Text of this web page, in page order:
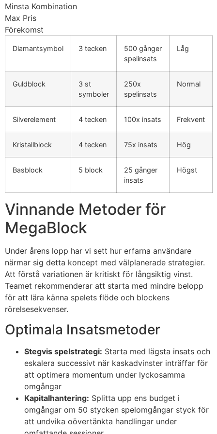
Minsta Kombination
Max Pris
Förekomst
Diamantsymbol 3 tecken
500 gånger
spelinsats
Låg
Guldblock
3 st
symboler
250x
spelinsats
Normal
Silverelement 4 tecken 100x insats Frekvent
Kristallblock 4 tecken 75x insats Hög
Basblock 5 block
25 gånger
insats
Högst
Vinnande Metoder för
MegaBlock
Under årens lopp har vi sett hur erfarna användare
närmar sig detta koncept med välplanerade strategier.
Att förstå variationen är kritiskt för långsiktig vinst.
Teamet rekommenderar att starta med mindre belopp
för att lära känna spelets flöde och blockens
rörelsesekvenser.
Optimala Insatsmetoder
Stegvis spelstrategi: Starta med lägsta insats och
eskalera successivt när kaskadvinster inträffar för
att optimera momentum under lyckosamma
omgångar
Kapitalhantering: Splitta upp ens budget i
omgångar om 50 stycken spelomgångar styck för
att undvika oövertänkta handlingar under